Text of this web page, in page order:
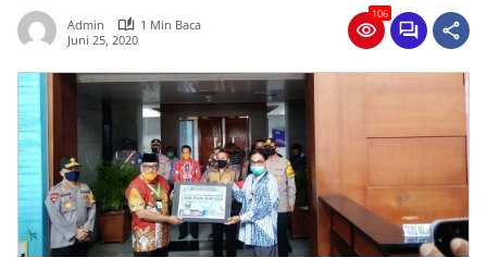
Admin
1 Min Baca
Juni 25, 2020
106